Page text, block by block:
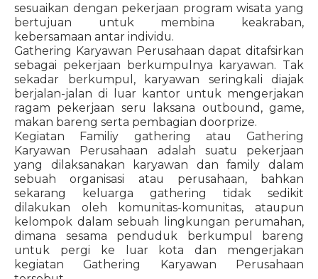
sesuaikan dengan pekerjaan program wisata yang
bertujuan untuk membina keakraban,
kebersamaan antar individu.
Gathering Karyawan Perusahaan dapat ditafsirkan
sebagai pekerjaan berkumpulnya karyawan. Tak
sekadar berkumpul, karyawan seringkali diajak
berjalan-jalan di luar kantor untuk mengerjakan
ragam pekerjaan seru laksana outbound, game,
makan bareng serta pembagian doorprize.
Kegiatan Familiy gathering atau Gathering
Karyawan Perusahaan adalah suatu pekerjaan
yang dilaksanakan karyawan dan family dalam
sebuah organisasi atau perusahaan, bahkan
sekarang keluarga gathering tidak sedikit
dilakukan oleh komunitas-komunitas, ataupun
kelompok dalam sebuah lingkungan perumahan,
dimana sesama penduduk berkumpul bareng
untuk pergi ke luar kota dan mengerjakan
kegiatan Gathering Karyawan Perusahaan